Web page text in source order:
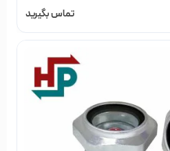
تماس بگیرید